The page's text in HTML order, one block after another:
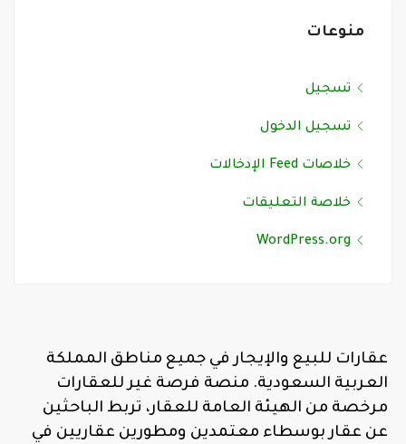
منوعات
تسجيل
تسجيل الدخول
خلاصات Feed الإدخالات
خلاصة التعليقات
WordPress.org
عقارات للبيع والإيجار في جميع مناطق المملكة
العربية السعودية. منصة فرصة غير للعقارات
مرخصة من الهيئة العامة للعقار، تربط الباحثين
عن عقار بوسطاء معتمدين ومطورين عقاريين في